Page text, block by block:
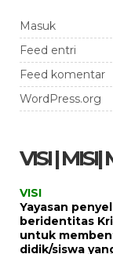
Masuk
Feed entri
Feed komentar
WordPress.org
VISI |
VISI
Yayasan
beridentitas
untuk
didik/siswa